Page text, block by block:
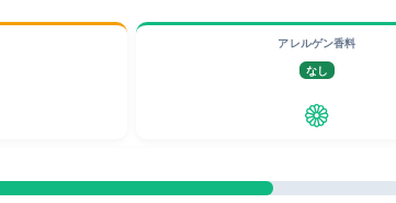
アレルゲン香料
なし